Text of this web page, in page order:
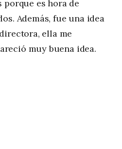
es hora de
Además, fue una idea
ella me
muy buena idea.